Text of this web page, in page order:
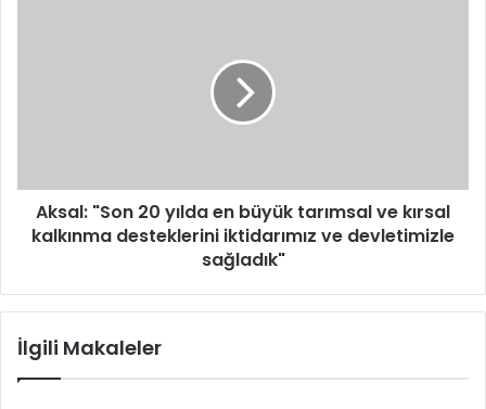
Aksal: "Son 20 yılda en büyük tarımsal ve kırsal
kalkınma desteklerini iktidarımız ve devletimizle
sağladık"
İlgili Makaleler